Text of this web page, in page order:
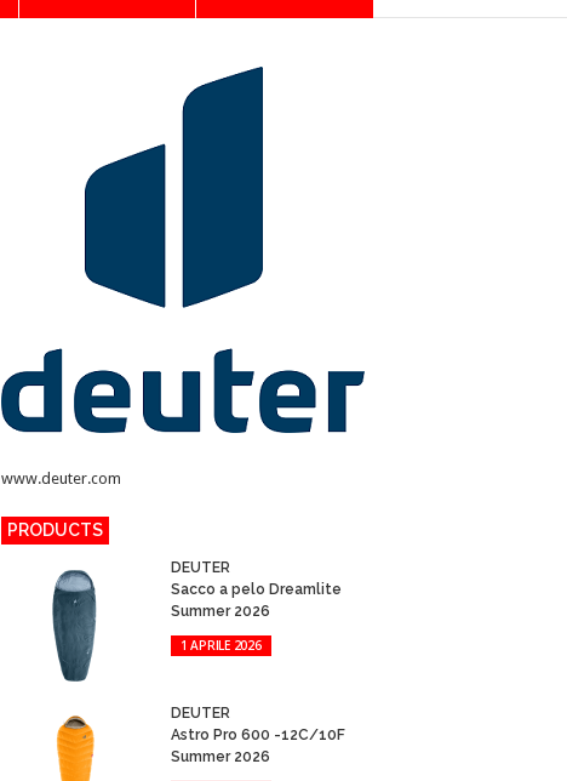
www.deuter.com
PRODUCTS
DEUTER
Sacco a pelo Dreamlite
Summer 2026
1 APRILE 2026
DEUTER
Astro Pro 600 -12C/10F
Summer 2026